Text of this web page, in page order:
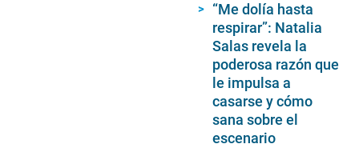
“Me dolía hasta
respirar”: Natalia
Salas revela la
poderosa razón que
le impulsa a
casarse y cómo
sana sobre el
escenario